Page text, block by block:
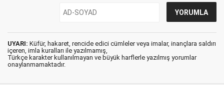
UYARI: Küfür, hakaret, rencide edici cümleler veya imalar, inançlara saldırı
içeren, imla kuralları ile yazılmamış,
Türkçe karakter kullanılmayan ve büyük harflerle yazılmış yorumlar
onaylanmamaktadır.